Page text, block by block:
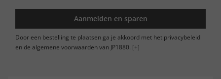
Aanmelden en sparen
Door een bestelling te plaatsen ga je akkoord met het privacybeleid
en de algemene voorwaarden van JP1880. [+]